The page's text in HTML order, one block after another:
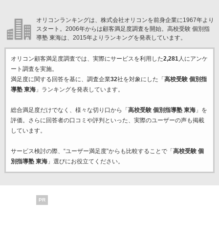
オリコンランキングは、株式会社オリコンを前身企業に1967年より
スタート。2006年からは顧客満足度調査を開始。高校受験 個別指
導塾 東海は、2015年よりランキングを発表しています。
オリコン顧客満足度調査では、実際にサービスを利用した2,281人にアンケ
ート調査を実施。
満足度に関する回答を基に、調査企業32社を対象にした「 高校受験 個別指
導塾 東海」ランキングを発表しています。
総合満足度だけでなく、様々な切り口から「 高校受験 個別指導塾 東海」を
評価。さらに回答者の口コミや評判といった、実際のユーザーの声も掲載
しています。
サービス検討の際、“ユーザー満足度”からも比較することで「 高校受験 個
別指導塾 東海」選びにお役立てください。
PR